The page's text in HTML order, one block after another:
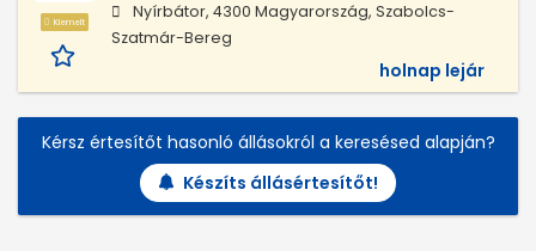
Kiemelt
Nyírbátor, 4300 Magyarország, Szabolcs-
Szatmár-Bereg
holnap lejár
Kérsz értesítőt hasonló állásokról a keresésed alapján?
Készíts állásértesítőt!